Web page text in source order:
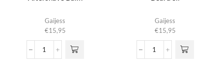
Gaijess
€15,95
Aftershave
Gaijess
€15,95
Beard